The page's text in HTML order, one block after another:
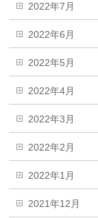
2022年7月
2022年6月
2022年5月
2022年4月
2022年3月
2022年2月
2022年1月
2021年12月